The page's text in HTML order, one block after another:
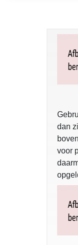
dan
voor